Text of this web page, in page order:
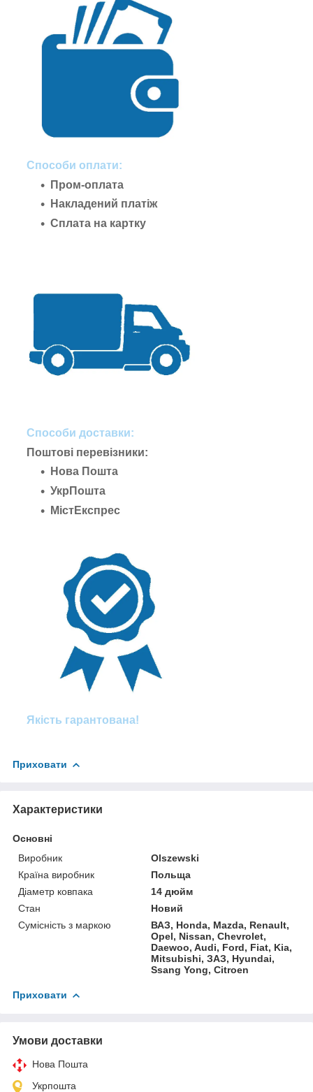
Способи оплати:
Пром-оплата
Накладений платіж
Сплата на картку
Способи доставки:
Поштові перевізники:
Нова Пошта
УкрПошта
МістЕкспрес
Якість гарантована!
Приховати
Характеристики
Основні
Виробник
Olszewski
Країна виробник
Польща
Діаметр ковпака
14 дюйм
Стан
Новий
Сумісність з маркою
ВАЗ, Honda, Mazda, Renault,
Opel, Nissan, Chevrolet,
Daewoo, Audi, Ford, Fiat, Kia,
Mitsubishi, ЗАЗ, Hyundai,
Ssang Yong, Citroen
Приховати
Умови доставки
Нова Пошта
Укрпошта